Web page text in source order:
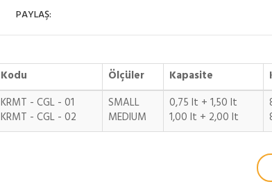
PAYLAŞ:
Kodu Ölçüler Kapasite
KRMT - CGL - 01
KRMT - CGL - 02
SMALL
MEDIUM
0,75 lt + 1,50 lt
1,00 lt + 2,00 lt